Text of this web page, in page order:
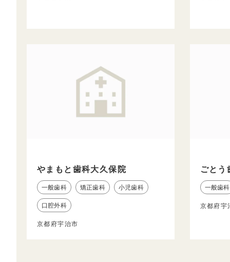
やまもと歯科大久保院
一般歯科 矯正歯科 小児歯科
口腔外科
京都府宇治市
ごとう
一般歯科
京都府宇